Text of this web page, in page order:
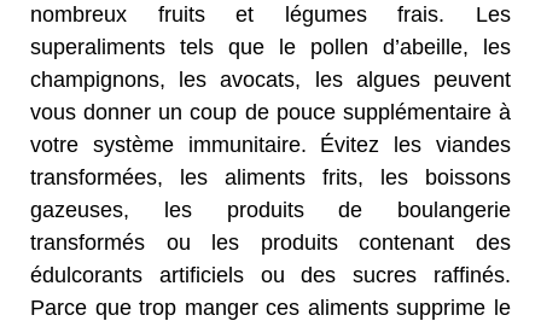
nombreux fruits et légumes frais. Les
superaliments tels que le pollen d’abeille, les
champignons, les avocats, les algues peuvent
vous donner un coup de pouce supplémentaire à
votre système immunitaire. Évitez les viandes
transformées, les aliments frits, les boissons
gazeuses, les produits de boulangerie
transformés ou les produits contenant des
édulcorants artificiels ou des sucres raffinés.
Parce que trop manger ces aliments supprime le